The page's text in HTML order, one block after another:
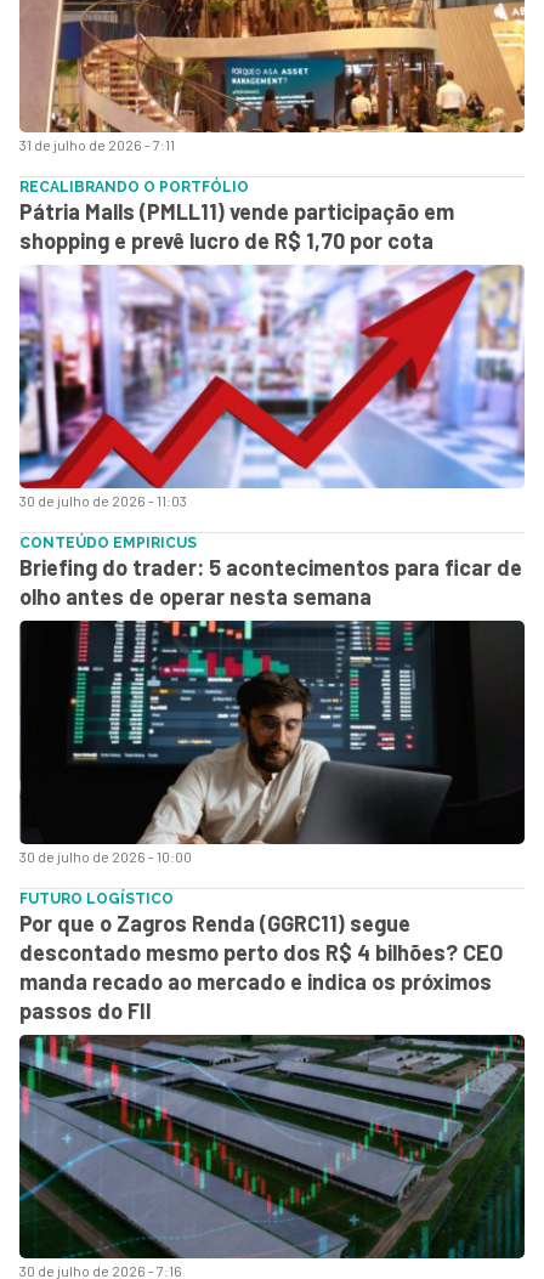
31 de julho de 2026 - 7:11
30 de julho de 2026 - 11:03
RECALIBRANDO O PORTFÓLIO
Pátria Malls (PMLL11) vende participação em
shopping e prevê lucro de R$ 1,70 por cota
30 de julho de 2026 - 10:00
CONTEÚDO EMPIRICUS
Briefing do trader: 5 acontecimentos para ficar de
olho antes de operar nesta semana
30 de julho de 2026 - 7:16
FUTURO LOGÍSTICO
Por que o Zagros Renda (GGRC11) segue
descontado mesmo perto dos R$ 4 bilhões? CEO
manda recado ao mercado e indica os próximos
passos do FII